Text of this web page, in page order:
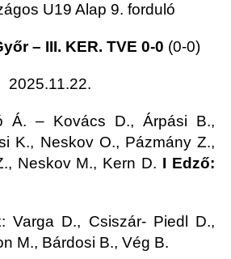
U19 Alap 9. forduló
– III. KER. TVE 0-0 (0-0)
2025.11.22.
Á. – Kovács D., Árpási B.,
K., Neskov O., Pázmány Z.,
Neskov M., Kern D. I Edző:
Varga D., Csiszár- Piedl D.,
M., Bárdosi B., Vég B.